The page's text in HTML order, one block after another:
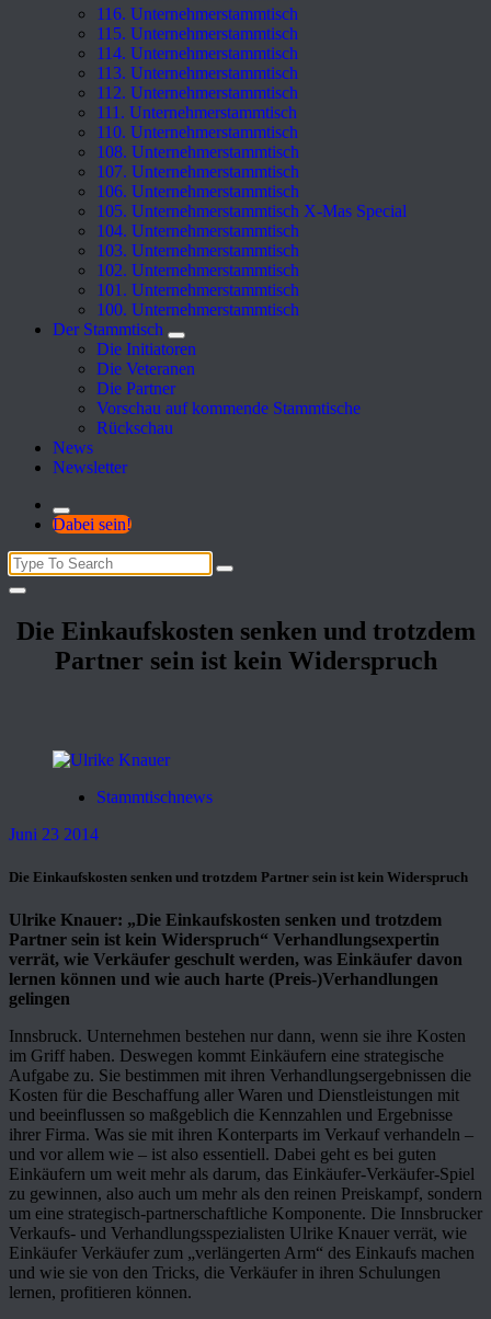
116. Unternehmerstammtisch
115. Unternehmerstammtisch
114. Unternehmerstammtisch
113. Unternehmerstammtisch
112. Unternehmerstammtisch
111. Unternehmerstammtisch
110. Unternehmerstammtisch
108. Unternehmerstammtisch
107. Unternehmerstammtisch
106. Unternehmerstammtisch
105. Unternehmerstammtisch X-Mas Special
104. Unternehmerstammtisch
103. Unternehmerstammtisch
102. Unternehmerstammtisch
101. Unternehmerstammtisch
100. Unternehmerstammtisch
Der Stammtisch
Die Initiatoren
Die Veteranen
Die Partner
Vorschau auf kommende Stammtische
Rückschau
News
Newsletter
Dabei sein!
Search
for:
Die Einkaufskosten senken und trotzdem
Partner sein ist kein Widerspruch
Stammtischnews
Juni 23 2014
Die Einkaufskosten senken und trotzdem Partner sein ist kein Widerspruch
Ulrike Knauer: „Die Einkaufskosten senken und trotzdem
Partner sein ist kein Widerspruch“ Verhandlungsexpertin
verrät, wie Verkäufer geschult werden, was Einkäufer davon
lernen können und wie auch harte (Preis-)Verhandlungen
gelingen
Innsbruck. Unternehmen bestehen nur dann, wenn sie ihre Kosten
im Griff haben. Deswegen kommt Einkäufern eine strategische
Aufgabe zu. Sie bestimmen mit ihren Verhandlungsergebnissen die
Kosten für die Beschaffung aller Waren und Dienstleistungen mit
und beeinflussen so maßgeblich die Kennzahlen und Ergebnisse
ihrer Firma. Was sie mit ihren Konterparts im Verkauf verhandeln –
und vor allem wie – ist also essentiell. Dabei geht es bei guten
Einkäufern um weit mehr als darum, das Einkäufer-Verkäufer-Spiel
zu gewinnen, also auch um mehr als den reinen Preiskampf, sondern
um eine strategisch-partnerschaftliche Komponente. Die Innsbrucker
Verkaufs- und Verhandlungsspezialisten Ulrike Knauer verrät, wie
Einkäufer Verkäufer zum „verlängerten Arm“ des Einkaufs machen
und wie sie von den Tricks, die Verkäufer in ihren Schulungen
lernen, profitieren können.